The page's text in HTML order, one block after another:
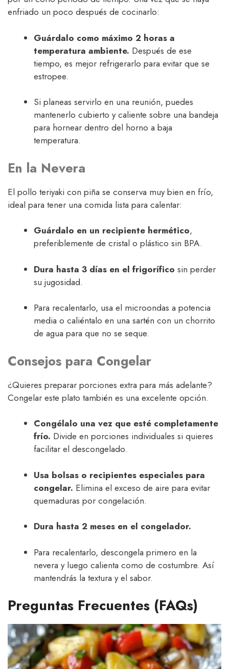
enfriado un poco después de cocinarlo:
Guárdalo como máximo 2 horas a
temperatura ambiente. Después de ese
tiempo, es mejor refrigerarlo para evitar que se
estropee.
Si planeas servirlo en una reunión, puedes
mantenerlo cubierto y caliente sobre una bandeja
para hornear dentro del horno a baja
temperatura.
En la Nevera
El pollo teriyaki con piña se conserva muy bien en frío,
ideal para tener una comida lista para calentar:
Guárdalo en un recipiente hermético,
preferiblemente de cristal o plástico sin BPA.
Dura hasta 3 días en el frigorífico sin perder
su jugosidad.
Para recalentarlo, usa el microondas a potencia
media o caliéntalo en una sartén con un chorrito
de agua para que no se seque.
Consejos para Congelar
¿Quieres preparar porciones extra para más adelante?
Congelar este plato también es una excelente opción.
Congélalo una vez que esté completamente
frío. Divide en porciones individuales si quieres
facilitar el descongelado.
Usa bolsas o recipientes especiales para
congelar. Elimina el exceso de aire para evitar
quemaduras por congelación.
Dura hasta 2 meses en el congelador.
Para recalentarlo, descongela primero en la
nevera y luego calienta como de costumbre. Así
mantendrás la textura y el sabor.
Preguntas Frecuentes (FAQs)